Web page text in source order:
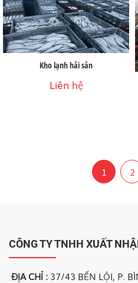
Kho lạnh hải sản
Liên hệ
1 2
CÔNG TY TNHH XUẤT
ĐỊA CHỈ : 37/43 BẾN LỘI, P.